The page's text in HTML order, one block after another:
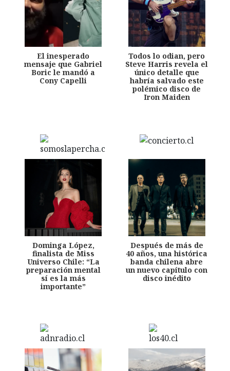
El inesperado
mensaje que Gabriel
Boric le mandó a
Cony Capelli
Todos lo odian, pero
Steve Harris revela el
único detalle que
habría salvado este
polémico disco de
Iron Maiden
Dominga López,
finalista de Miss
Universo Chile: “La
preparación mental
sí es la más
importante”
Después de más de
40 años, una histórica
banda chilena abre
un nuevo capítulo con
disco inédito